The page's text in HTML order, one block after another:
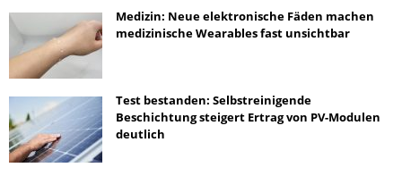
Medizin: Neue elektronische Fäden machen
medizinische Wearables fast unsichtbar
Test bestanden: Selbstreinigende
Beschichtung steigert Ertrag von PV-Modulen
deutlich